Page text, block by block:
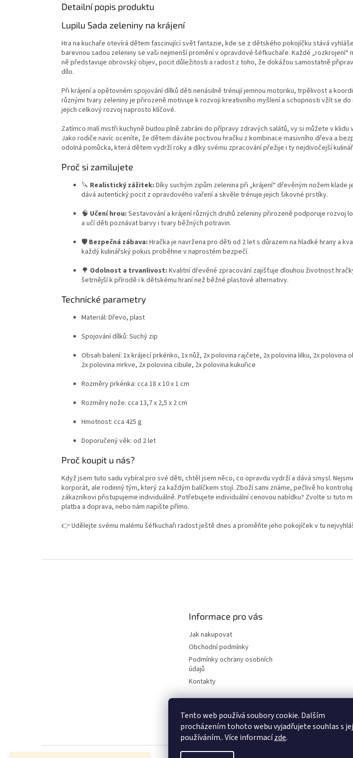
Tento web používá soubory cookie. Dalším
procházením tohoto webu vyjadřujete souhlas s
používáním.. Více informacízde.
Detailní popis produktu
Lupilu Sada zeleniny na krájení
Hra na kuchaře otevírá dětem fascinující svět fantazie, kde se z dětského pokojíčku stává
barevnou sadou zeleniny se vaši nejmenší promění v opravdové šéfkuchaře. Každé
ně představuje obrovský objev, pocit důležitosti a radost z toho, že dokážou samostatně
dílo.
Při krájení a opětovném spojování dílků děti nenásilně trénují jemnou motoriku, trpělivost a
různými tvary zeleniny je přirozeně motivuje k rozvoji kreativního myšlení a schopnosti vžít se
jejich celkový rozvoj naprosto klíčové.
Zatímco malí mistři kuchyně budou plně zabráni do přípravy zdravých salátů, vy si můžete v klidu
Jako rodiče navíc oceníte, že dětem dáváte poctivou hračku z kombinace masivního dřeva a
odolná pomůcka, která dětem vydrží roky a díky svému zpracování přežije i ty nejdivočejší
Proč si zamilujete
🔪 Realistický zážitek: Díky suchým zipům zelenina při „krájení“ dřevěným nožem klade
dává autentický pocit z opravdového vaření a skvěle trénuje jejich šikovné prstíky.
🧠 Učení hrou: Sestavování a krájení různých druhů zeleniny přirozeně podporuje rozvoj
a učí děti poznávat barvy i tvary běžných potravin.
🛡️ Bezpečná zábava: Hračka je navržena pro děti od 2 let s důrazem na hladké hrany a
každý kulinářský pokus proběhne v naprostém bezpečí.
🌳 Odolnost a trvanlivost: Kvalitní dřevěné zpracování zajišťuje dlouhou životnost
šetrnější k přírodě i k dětskému hraní než běžné plastové alternativy.
Technické parametry
Materiál: Dřevo, plast
Spojování dílků: Suchý zip
Obsah balení: 1x krájecí prkénko, 1x nůž, 2x polovina rajčete, 2x polovina lilku, 2x polovina
2x polovina mrkve, 2x polovina cibule, 2x polovina kukuřice
Rozměry prkénka: cca 18 x 10 x 1 cm
Rozměry nože: cca 13,7 x 2,5 x 2 cm
Hmotnost: cca 425 g
Doporučený věk: od 2 let
Proč koupit u nás?
Když jsem tuto sadu vybíral pro své děti, chtěl jsem něco, co opravdu vydrží a dává smysl.
korporát, ale rodinný tým, který za každým balíčkem stojí. Zboží sami známe, pečlivě ho
zákazníkovi přistupujeme individuálně. Potřebujete individuální cenovou nabídku? Zvolte si tuto
platba a doprava, nebo nám napište přímo.
👉 Udělejte svému malému šéfkuchaři radost ještě dnes a proměňte jeho pokojíček v tu
Informace pro vás
Jak nakupovat
Obchodní podmínky
Podmínky ochrany osobních
údajů
Kontakty